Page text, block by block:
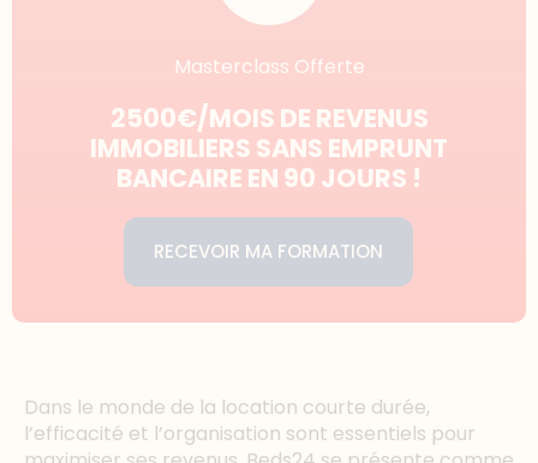
Dans le monde de la location courte durée,
l’efficacité et l’organisation sont essentiels pour
Masterclass Offerte
2500€/MOIS DE REVENUS
IMMOBILIERS SANS EMPRUNT
BANCAIRE EN 90 JOURS !
RECEVOIR MA FORMATION